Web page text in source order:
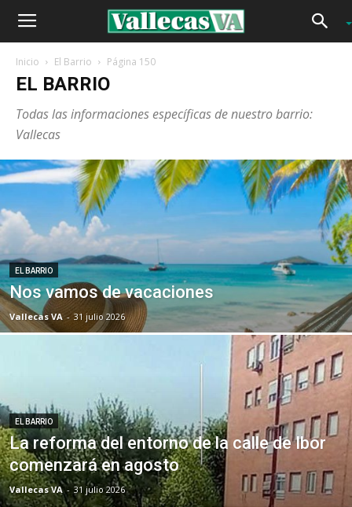
Inicio El Barrio Página 150
EL BARRIO
Todas las informaciones específicas de nuestro barrio:
Vallecas
EL BARRIO
Nos vamos de vacaciones
Vallecas VA - 31 julio 2026
EL BARRIO
La reforma del entorno de la calle de Ibor
comenzará en agosto
Vallecas VA - 31 julio 2026